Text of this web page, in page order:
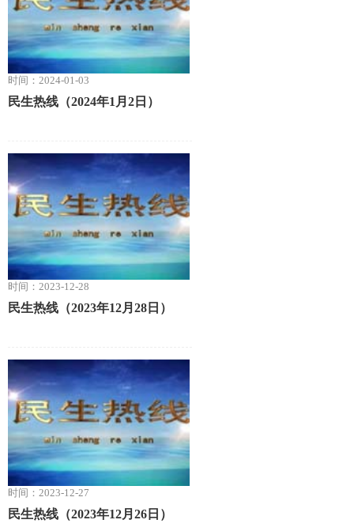
时间：2024-01-03
民生热线（2024年1月2日）
时间：2023-12-28
民生热线（2023年12月28日）
时间：2023-12-27
民生热线（2023年12月26日）